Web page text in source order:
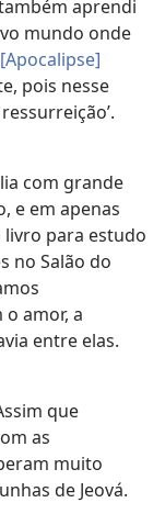
aprendi
mundo onde
pois nesse
com grande
e em apenas
para estudo
no Salão do
amor, a
entre elas.
que
as
muito
de Jeová.